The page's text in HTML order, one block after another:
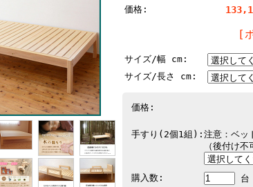
価格:
[
サイズ/幅 cm:
サイズ/長さ cm:
価格:
手すり(2個1組): 注意：ベッ
（後付け
購入数: 台